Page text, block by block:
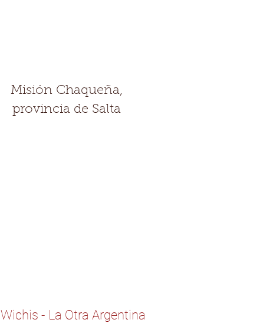
Misión Chaqueña,
provincia de Salta
Wichis - La Otra Argentina